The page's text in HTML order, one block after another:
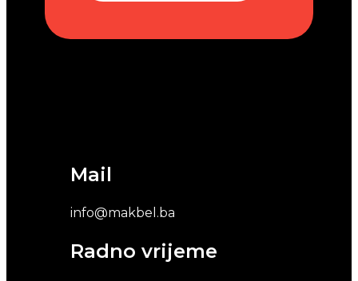
Mail
info@makbel.ba
Radno vrijeme